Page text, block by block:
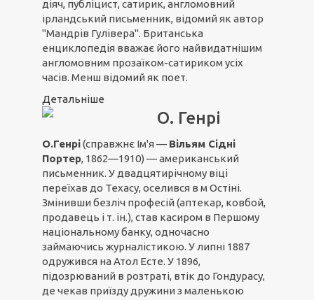
діяч, публіцист, сатирик, англомовний
ірландський письменник, відомий як автор
"Мандрів Гулівера". Британська
енциклопедія вважає його найвидатнішим
англомовним прозаїком-сатириком усіх
часів. Менш відомий як поет.
Детальніше
О. Генрі
О.Генрі(справжнє Ім'я — Вільям Сідні
Портер, 1862—1910) — американський
письменник. У двадцятирічному віці
переїхав до Техасу, оселився в м Остіні.
Змінивши безліч професій (аптекар, ковбой,
продавець і т. ін.), став касиром в Першому
національному банку, одночасно
займаючись журналістикою. У липні 1887
одружився на Атол Есте. У 1896,
підозрюваний в розтраті, втік до Гондурасу,
де чекав приїзду дружини з маленькою